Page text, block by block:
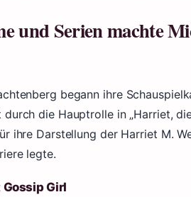
und Serien machte
begann ihre
durch die Hauptrolle in „Harriet,
ihre Darstellung der Harriet M.
legte.
Girl